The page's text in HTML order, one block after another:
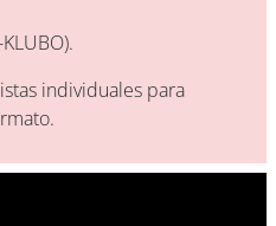
individuales para